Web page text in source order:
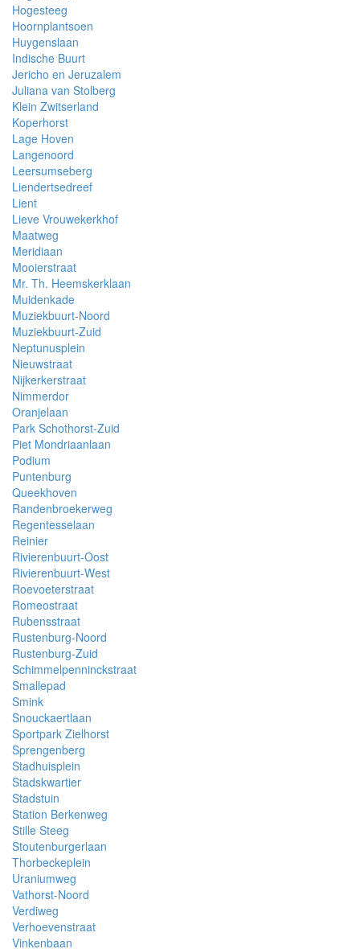
Hogesteeg
Hoornplantsoen
Huygenslaan
Indische Buurt
Jericho en Jeruzalem
Juliana van Stolberg
Klein Zwitserland
Koperhorst
Lage Hoven
Langenoord
Leersumseberg
Liendertsedreef
Lient
Lieve Vrouwekerkhof
Maatweg
Meridiaan
Mooierstraat
Mr. Th. Heemskerklaan
Muidenkade
Muziekbuurt-Noord
Muziekbuurt-Zuid
Neptunusplein
Nieuwstraat
Nijkerkerstraat
Nimmerdor
Oranjelaan
Park Schothorst-Zuid
Piet Mondriaanlaan
Podium
Puntenburg
Queekhoven
Randenbroekerweg
Regentesselaan
Reinier
Rivierenbuurt-Oost
Rivierenbuurt-West
Roevoeterstraat
Romeostraat
Rubensstraat
Rustenburg-Noord
Rustenburg-Zuid
Schimmelpenninckstraat
Smallepad
Smink
Snouckaertlaan
Sportpark Zielhorst
Sprengenberg
Stadhuisplein
Stadskwartier
Stadstuin
Station Berkenweg
Stille Steeg
Stoutenburgerlaan
Thorbeckeplein
Uraniumweg
Vathorst-Noord
Verdiweg
Verhoevenstraat
Vinkenbaan